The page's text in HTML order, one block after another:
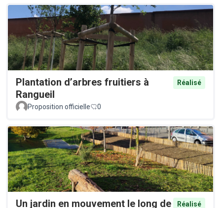
Plantation d’arbres fruitiers à
Rangueil
Réalisé
Proposition officielle 0
Un jardin en mouvement le long de
Réalisé